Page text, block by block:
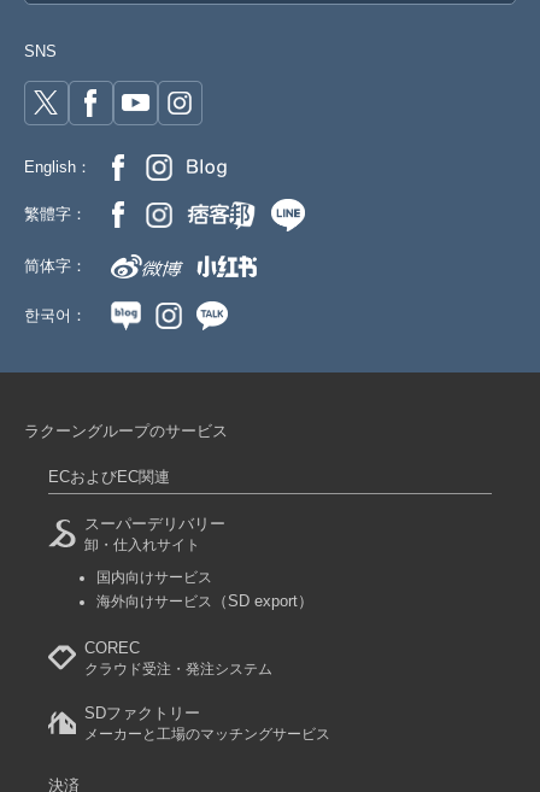
SNS
English：
繁體字：
简体字：
한국어：
ラクーングループのサービス
ECおよびEC関連
スーパーデリバリー
卸・仕入れサイト
国内向けサービス
海外向けサービス
（SD export）
COREC
クラウド受注・発注システム
SDファクトリー
メーカーと工場のマッチングサービス
決済